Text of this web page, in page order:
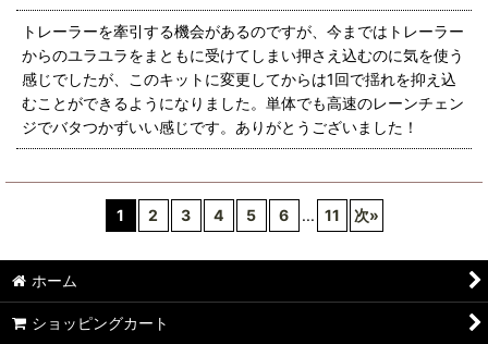
トレーラーを牽引する機会があるのですが、今まではトレーラー
からのユラユラをまともに受けてしまい押さえ込むのに気を使う
感じでしたが、このキットに変更してからは1回で揺れを抑え込
むことができるようになりました。単体でも高速のレーンチェン
ジでバタつかずいい感じです。ありがとうございました！
1 2 3 4 5 6 ... 11 次»
ホーム
ショッピングカート